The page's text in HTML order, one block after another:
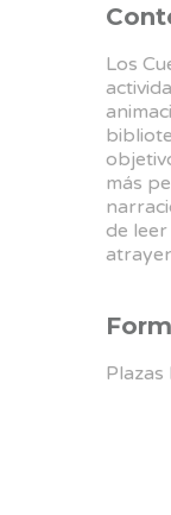
Los
más
de